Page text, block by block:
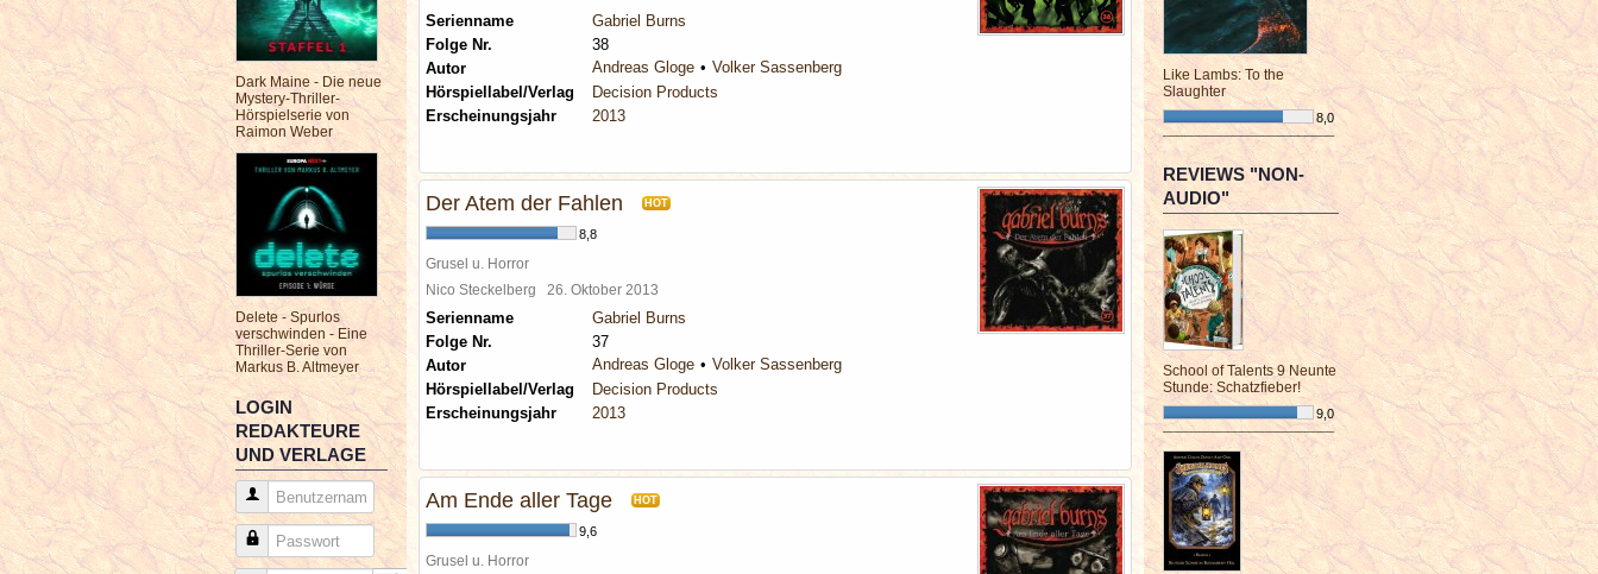
Dark Maine - Die neue
Mystery-Thriller-
Hörspielserie von
Raimon Weber
Delete - Spurlos
verschwinden - Eine
Thriller-Serie von
Markus B. Altmeyer
LOGIN
REDAKTEURE
UND VERLAGE
Benutzername
Passwort
Serienname
Gabriel Burns
Folge Nr.
38
Autor
Andreas Gloge
Volker Sassenberg
Hörspiellabel/Verlag
Decision Products
Erscheinungsjahr
2013
Der Atem der Fahlen HOT
8,8
Grusel u. Horror
Nico Steckelberg 26. Oktober 2013
Serienname
Gabriel Burns
Folge Nr.
37
Autor
Andreas Gloge
Volker Sassenberg
Hörspiellabel/Verlag
Decision Products
Erscheinungsjahr
2013
Am Ende aller Tage HOT
9,6
Grusel u. Horror
Like Lambs: To the
Slaughter
8,0
¯¯¯¯¯¯¯¯¯¯¯¯¯¯¯¯¯¯¯¯¯¯¯¯
REVIEWS "NON-
AUDIO"
School of Talents 9 Neunte
Stunde: Schatzfieber!
9,0
¯¯¯¯¯¯¯¯¯¯¯¯¯¯¯¯¯¯¯¯¯¯¯¯